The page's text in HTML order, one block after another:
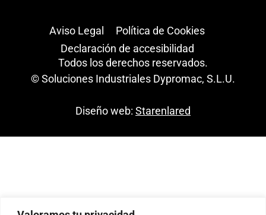
Aviso Legal
Política de Cookies
Declaración de accesibilidad
Todos los derechos reservados.
© Soluciones Industriales Dypromac, S.L.U.
Diseño web: Starenlared